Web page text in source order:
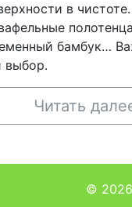
в
бамбук…
выбор.
Читать
© 2026